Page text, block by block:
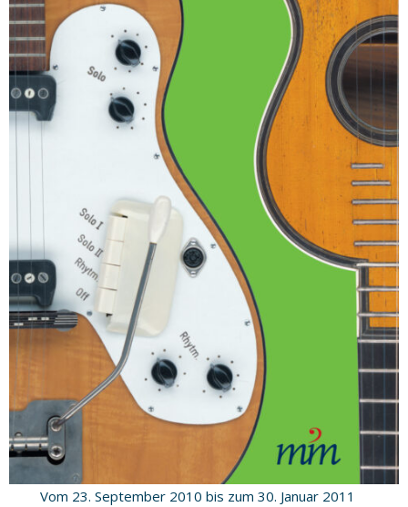
Vom 23. September 2010 bis zum 30. Januar 2011